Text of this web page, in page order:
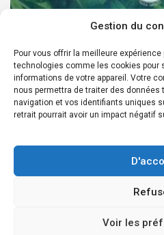
Gestion du
Pour vous offrir la meilleure
technologies comme les cookies pour
informations de votre appareil. Votre
nous permettra de traiter des
navigation et vos identifiants uniques
retrait pourrait avoir un impact négatif
Voir les
PARTENAIRES
Devenez Ambassadeur
« El espíritu francés con
Édition en ligne depuis